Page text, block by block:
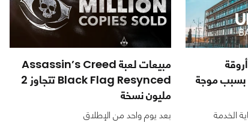
Ubisoft Barcelona بسبب موجة
الخدمة
مبيعات لعبة Assassin’s Creed
Black Flag Resynced تتجاوز 2
مليون نسخة
بعد يوم واحد من الإطلاق